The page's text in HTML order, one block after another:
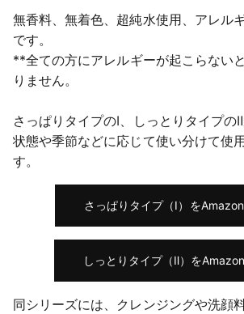
無香料、無着色、超純水使用、アレル
です。
**全ての方にアレルギーが起こらない
りません。
さっぱりタイプのⅠ、しっとりタイプの
状態や季節などに応じて使い分けて使
す。
さっぱりタイプ（Ⅰ）を
しっとりタイプ（Ⅱ）を
同シリーズには、クレンジングや洗顔